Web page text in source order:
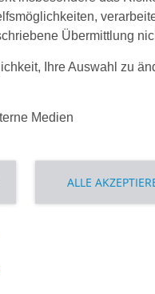
Übermittlung
Ihre Auswahl zu
Medien
ALLE